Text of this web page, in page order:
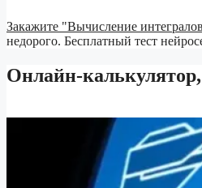
Закажите "Вычисление
недорого. Бесплатный тест
Онлайн-